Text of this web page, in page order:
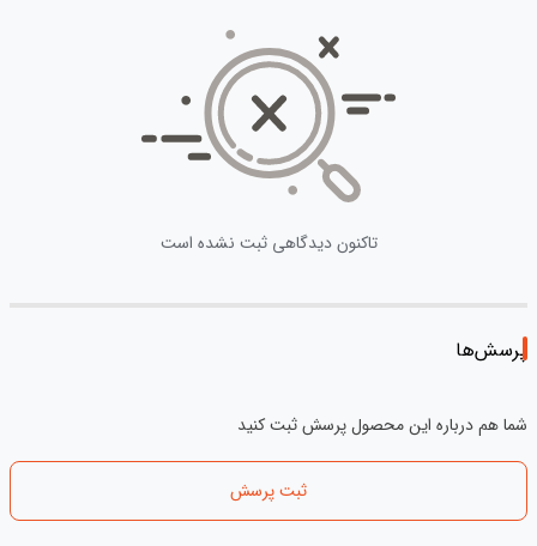
تاکنون دیدگاهی ثبت نشده است
پرسش‌ها
شما هم درباره این محصول پرسش ثبت کنید
ثبت پرسش